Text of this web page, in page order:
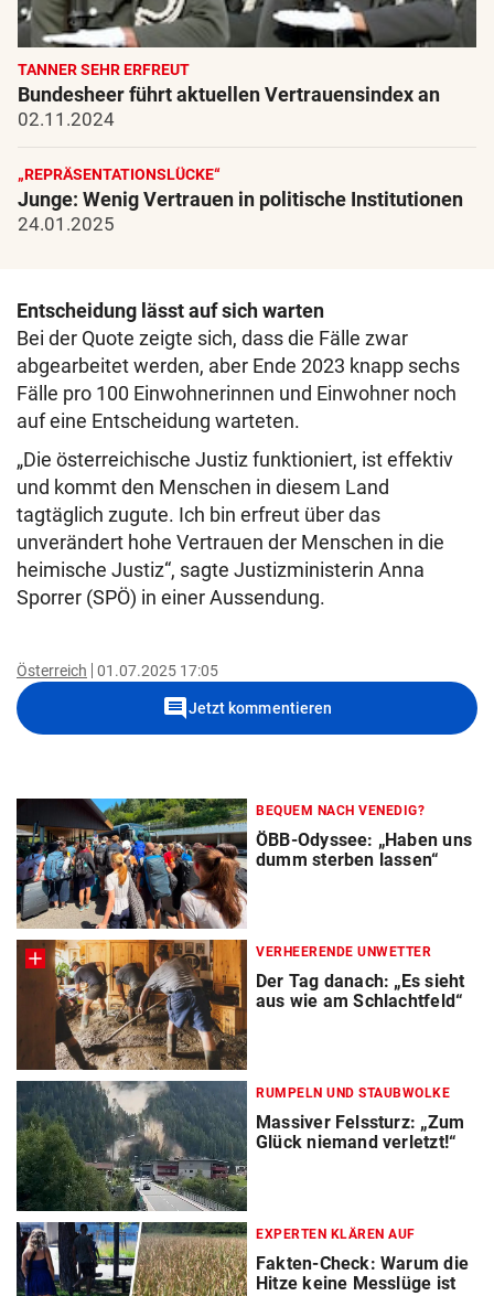
TANNER SEHR ERFREUT
Bundesheer führt aktuellen Vertrauensindex an
02.11.2024
„REPRÄSENTATIONSLÜCKE“
Junge: Wenig Vertrauen in politische Institutionen
24.01.2025
Entscheidung lässt auf sich warten
Bei der Quote zeigte sich, dass die Fälle zwar
abgearbeitet werden, aber Ende 2023 knapp sechs
Fälle pro 100 Einwohnerinnen und Einwohner noch
auf eine Entscheidung warteten.
„Die österreichische Justiz funktioniert, ist effektiv
und kommt den Menschen in diesem Land
tagtäglich zugute. Ich bin erfreut über das
unverändert hohe Vertrauen der Menschen in die
heimische Justiz“, sagte Justizministerin Anna
Sporrer (SPÖ) in einer Aussendung.
Österreich 01.07.2025 17:05
commentJetzt kommentieren
BEQUEM NACH VENEDIG?
ÖBB-Odyssee: „Haben uns
dumm sterben lassen“
VERHEERENDE UNWETTER
Der Tag danach: „Es sieht
aus wie am Schlachtfeld“
RUMPELN UND STAUBWOLKE
Massiver Felssturz: „Zum
Glück niemand verletzt!“
EXPERTEN KLÄREN AUF
Fakten-Check: Warum die
Hitze keine Messlüge ist